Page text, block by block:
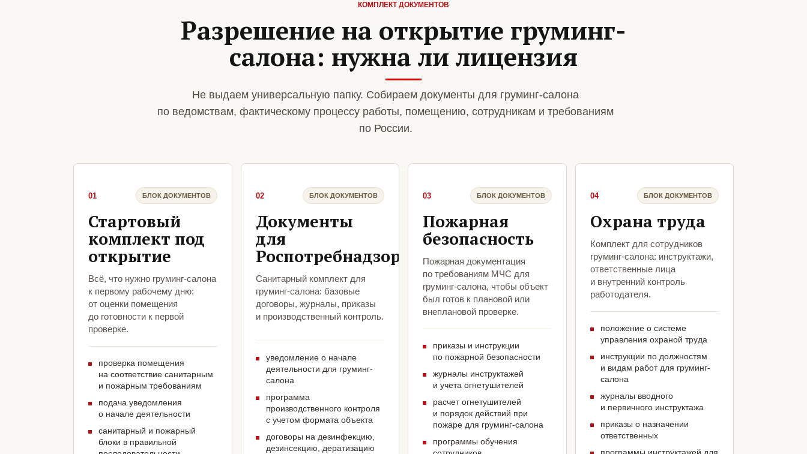
КОМПЛЕКТ ДОКУМЕНТОВ
Разрешение на открытие груминг-
салона: нужна ли лицензия
Не выдаем универсальную папку. Собираем документы для груминг-салона
по ведомствам, фактическому процессу работы, помещению, сотрудникам и требованиям
по России.
01 БЛОК ДОКУМЕНТОВ
Стартовый
комплект под
открытие
Всё, что нужно груминг-салона
к первому рабочему дню:
от оценки помещения
до готовности к первой
проверке.
проверка помещения
на соответствие санитарным
и пожарным требованиям
подача уведомления
о начале деятельности
санитарный и пожарный
блоки в правильной
02 БЛОК ДОКУМЕНТОВ
Документы
для
Роспотребнадзора
Санитарный комплект для
груминг-салона: базовые
договоры, журналы, приказы
и производственный контроль.
уведомление о начале
деятельности для груминг-
салона
программа
производственного контроля
с учетом формата объекта
договоры на дезинфекцию,
дезинсекцию, дератизацию
03 БЛОК ДОКУМЕНТОВ
Пожарная
безопасность
Пожарная документация
по требованиям МЧС для
груминг-салона, чтобы объект
был готов к плановой или
внеплановой проверке.
приказы и инструкции
по пожарной безопасности
журналы инструктажей
и учета огнетушителей
расчет огнетушителей
и порядок действий при
пожаре для груминг-салона
программы обучения
04 БЛОК ДОКУМЕНТОВ
Охрана труда
Комплект для сотрудников
груминг-салона: инструктажи,
ответственные лица
и внутренний контроль
работодателя.
положение о системе
управления охраной труда
инструкции по должностям
и видам работ для груминг-
салона
журналы вводного
и первичного инструктажа
приказы о назначении
ответственных